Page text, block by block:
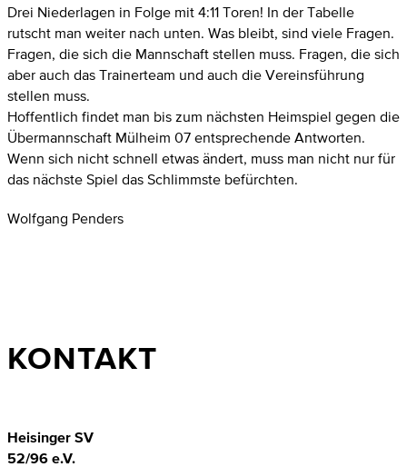
Drei Niederlagen in Folge mit 4:11 Toren! In der Tabelle
rutscht man weiter nach unten. Was bleibt, sind viele Fragen.
Fragen, die sich die Mannschaft stellen muss. Fragen, die sich
aber auch das Trainerteam und auch die Vereinsführung
stellen muss.
Hoffentlich findet man bis zum nächsten Heimspiel gegen die
Übermannschaft Mülheim 07 entsprechende Antworten.
Wenn sich nicht schnell etwas ändert, muss man nicht nur für
das nächste Spiel das Schlimmste befürchten.
Wolfgang Penders
KONTAKT
Heisinger SV
52/96 e.V.